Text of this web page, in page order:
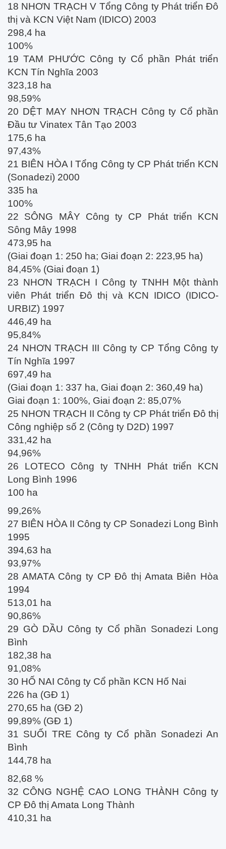
18 NHƠN TRẠCH V Tổng Công ty Phát triển Đô
thị và KCN Việt Nam (IDICO) 2003
298,4 ha
100%
19 TAM PHƯỚC Công ty Cổ phần Phát triển
KCN Tín Nghĩa 2003
323,18 ha
98,59%
20 DỆT MAY NHƠN TRẠCH Công ty Cổ phần
Đầu tư Vinatex Tân Tạo 2003
175,6 ha
97,43%
21 BIÊN HÒA I Tổng Công ty CP Phát triển KCN
(Sonadezi) 2000
335 ha
100%
22 SÔNG MÂY Công ty CP Phát triển KCN
Sông Mây 1998
473,95 ha
(Giai đoạn 1: 250 ha; Giai đoạn 2: 223,95 ha)
84,45% (Giai đoạn 1)
23 NHƠN TRẠCH I Công ty TNHH Một thành
viên Phát triển Đô thị và KCN IDICO (IDICO-
URBIZ) 1997
446,49 ha
95,84%
24 NHƠN TRẠCH III Công ty CP Tổng Công ty
Tín Nghĩa 1997
697,49 ha
(Giai đoạn 1: 337 ha, Giai đoạn 2: 360,49 ha)
Giai đoạn 1: 100%, Giai đoạn 2: 85,07%
25 NHƠN TRẠCH II Công ty CP Phát triển Đô thị
Công nghiệp số 2 (Công ty D2D) 1997
331,42 ha
94,96%
26 LOTECO Công ty TNHH Phát triển KCN
Long Bình 1996
100 ha
99,26%
27 BIÊN HÒA II Công ty CP Sonadezi Long Bình
1995
394,63 ha
93,97%
28 AMATA Công ty CP Đô thị Amata Biên Hòa
1994
513,01 ha
90,86%
29 GÒ DẦU Công ty Cổ phần Sonadezi Long
Bình
182,38 ha
91,08%
30 HỐ NAI Công ty Cổ phần KCN Hố Nai
226 ha (GĐ 1)
270,65 ha (GĐ 2)
99,89% (GĐ 1)
31 SUỐI TRE Công ty Cổ phần Sonadezi An
Bình
​144,78 ha
82,68 %
32 CÔNG NGHỆ CAO LONG THÀNH Công ty
CP Đô thị Amata Long Thành
​410,31​ ha